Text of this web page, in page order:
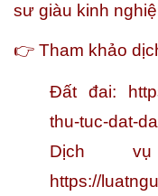
sư giàu kinh
👉 Tham khảo
Đất đai:
thu-tuc-dat-
Dịch
https://